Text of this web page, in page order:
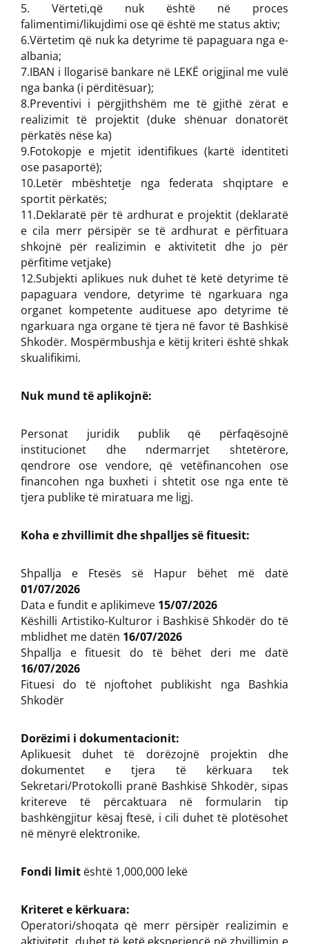
Vërteti,që nuk është në proces
falimentimi/likujdimi ose që është me status aktiv;
6.Vërtetim që nuk ka detyrime të papaguara nga e-
albania;
7.IBAN i llogarisë bankare në LEKË origjinal me vulë
nga banka (i përditësuar);
8.Preventivi i përgjithshëm me të gjithë zërat e
realizimit të projektit (duke shënuar donatorët
përkatës nëse ka)
9.Fotokopje e mjetit identifikues (kartë identiteti
ose pasaportë);
10.Letër mbështetje nga federata shqiptare e
sportit përkatës;
11.Deklaratë për të ardhurat e projektit (deklaratë
e cila merr përsipër se të ardhurat e përfituara
shkojnë për realizimin e aktivitetit dhe jo për
përfitime vetjake)
12.Subjekti aplikues nuk duhet të ketë detyrime të
papaguara vendore, detyrime të ngarkuara nga
organet kompetente audituese apo detyrime të
ngarkuara nga organe të tjera në favor të Bashkisë
Shkodër. Mospërmbushja e këtij kriteri është shkak
skualifikimi.
Nuk mund të aplikojnë:
Personat juridik publik që përfaqësojnë
institucionet dhe ndermarrjet shtetërore,
qendrore ose vendore, që vetëfinancohen ose
financohen nga buxheti i shtetit ose nga ente të
tjera publike të miratuara me ligj.
Koha e zhvillimit dhe shpalljes së fituesit:
Shpallja e Ftesës së Hapur bëhet më datë
01/07/2026
Data e fundit e aplikimeve 15/07/2026
Këshilli Artistiko-Kulturor i Bashkisë Shkodër do të
mblidhet me datën 16/07/2026
Shpallja e fituesit do të bëhet deri me datë
16/07/2026
Fituesi do të njoftohet publikisht nga Bashkia
Shkodër
Dorëzimi i dokumentacionit:
Aplikuesit duhet të dorëzojnë projektin dhe
dokumentet e tjera të kërkuara tek
Sekretari/Protokolli pranë Bashkisë Shkodër, sipas
kritereve të përcaktuara në formularin tip
bashkëngjitur kësaj ftesë, i cili duhet të plotësohet
në mënyrë elektronike.
Fondi limit është 1,000,000 lekë
Kriteret e kërkuara:
Operatori/shoqata që merr përsipër realizimin e